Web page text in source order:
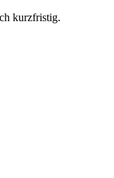
kurzfristig.